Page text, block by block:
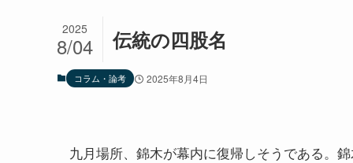
伝統の四股名
2025
8/04
コラム・論考 2025年8月4日
九月場所、錦木が幕内に復帰しそうである。